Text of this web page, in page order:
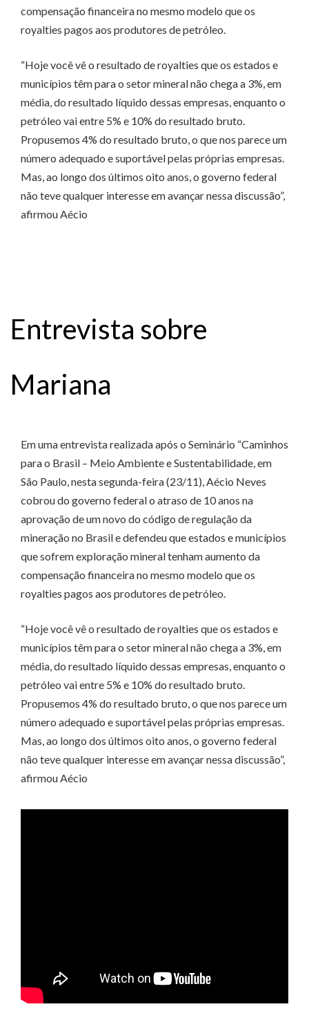
compensação financeira no mesmo modelo que os
royalties pagos aos produtores de petróleo.
“Hoje você vê o resultado de royalties que os estados e
municípios têm para o setor mineral não chega a 3%, em
média, do resultado líquido dessas empresas, enquanto o
petróleo vai entre 5% e 10% do resultado bruto.
Propusemos 4% do resultado bruto, o que nos parece um
número adequado e suportável pelas próprias empresas.
Mas, ao longo dos últimos oito anos, o governo federal
não teve qualquer interesse em avançar nessa discussão”,
afirmou Aécio
Entrevista sobre
Mariana
Em uma entrevista realizada após o Seminário “Caminhos
para o Brasil – Meio Ambiente e Sustentabilidade, em
São Paulo, nesta segunda-feira (23/11), Aécio Neves
cobrou do governo federal o atraso de 10 anos na
aprovação de um novo do código de regulação da
mineração no Brasil e defendeu que estados e municípios
que sofrem exploração mineral tenham aumento da
compensação financeira no mesmo modelo que os
royalties pagos aos produtores de petróleo.
“Hoje você vê o resultado de royalties que os estados e
municípios têm para o setor mineral não chega a 3%, em
média, do resultado líquido dessas empresas, enquanto o
petróleo vai entre 5% e 10% do resultado bruto.
Propusemos 4% do resultado bruto, o que nos parece um
número adequado e suportável pelas próprias empresas.
Mas, ao longo dos últimos oito anos, o governo federal
não teve qualquer interesse em avançar nessa discussão”,
afirmou Aécio